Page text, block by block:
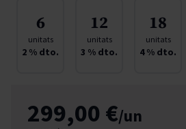
6
unitats
2 % dto.
12
unitats
3 % dto.
18
unitats
4% dto.
299,00 €/un